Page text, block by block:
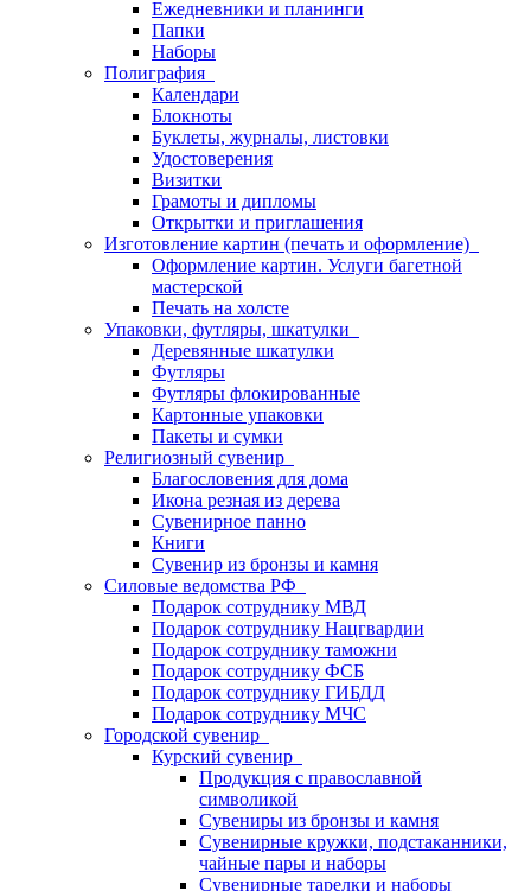
Ежедневники и планинги
Папки
Наборы
Полиграфия
Календари
Блокноты
Буклеты, журналы, листовки
Удостоверения
Визитки
Грамоты и дипломы
Открытки и приглашения
Изготовление картин (печать и оформление)
Оформление картин. Услуги багетной
мастерской
Печать на холсте
Упаковки, футляры, шкатулки
Деревянные шкатулки
Футляры
Футляры флокированные
Картонные упаковки
Пакеты и сумки
Религиозный сувенир
Благословения для дома
Икона резная из дерева
Сувенирное панно
Книги
Сувенир из бронзы и камня
Силовые ведомства РФ
Подарок сотруднику МВД
Подарок сотруднику Нацгвардии
Подарок сотруднику таможни
Подарок сотруднику ФСБ
Подарок сотруднику ГИБДД
Подарок сотруднику МЧС
Городской сувенир
Курский сувенир
Продукция с православной
символикой
Сувениры из бронзы и камня
Сувенирные кружки, подстаканники,
чайные пары и наборы
Сувенирные тарелки и наборы